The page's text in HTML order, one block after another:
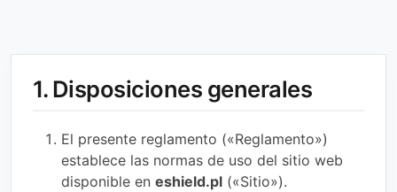
1. Disposiciones generales
El presente reglamento («Reglamento»)
establece las normas de uso del sitio web
disponible en eshield.pl («Sitio»).